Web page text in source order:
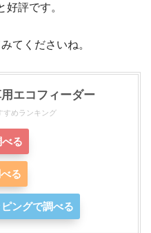
評です。
てくださいね。
エコフィーダー
すめランキング
る
る
ングで調べる